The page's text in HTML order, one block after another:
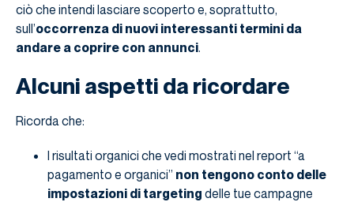
ciò che intendi lasciare scoperto e, soprattutto,
sull’occorrenza di nuovi interessanti termini da
andare a coprire con annunci.
Alcuni aspetti da ricordare
Ricorda che:
I risultati organici che vedi mostrati nel report “a
pagamento e organici” non tengono conto delle
impostazioni di targeting delle tue campagne